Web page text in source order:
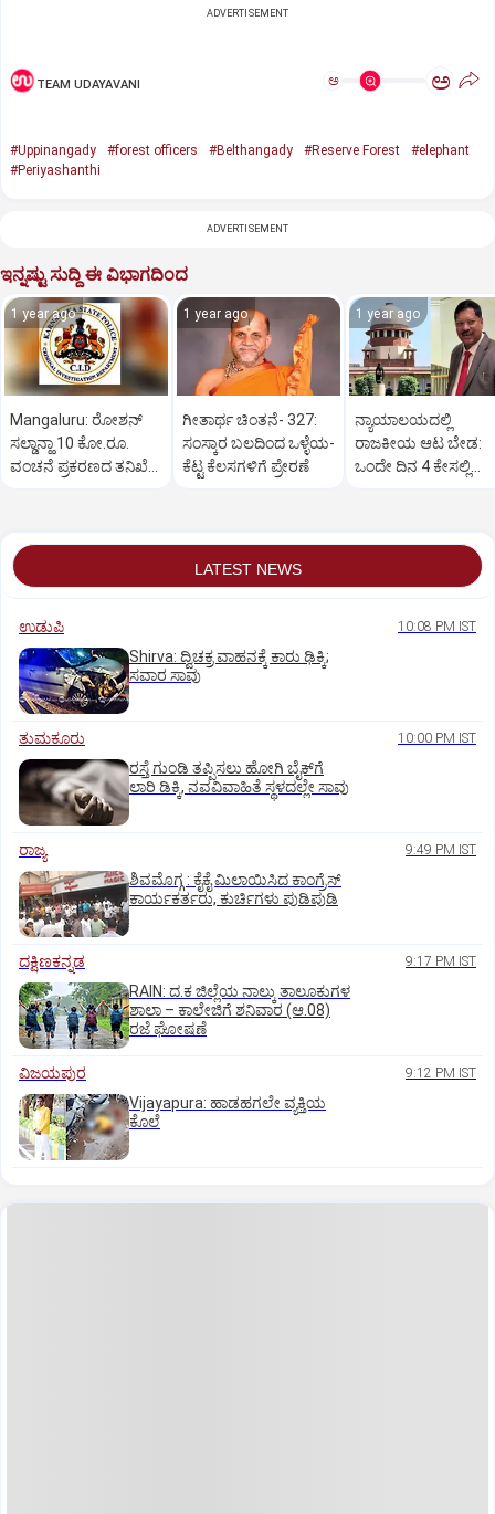
ADVERTISEMENT
TEAM UDAYAVANI ಅ ಅ
#Uppinangady #forest officers #Belthangady #Reserve Forest
#elephant
#Periyashanthi
ADVERTISEMENT
ಇನ್ನಷ್ಟು ಸುದ್ದಿ ಈ ವಿಭಾಗದಿಂದ
1 year ago
Mangaluru: ರೋಶನ್‌
ಸಲ್ಡಾನ್ಹಾ 10 ಕೋ.ರೂ.
ವಂಚನೆ ಪ್ರಕರಣದ ತನಿಖೆ
1 year ago
ಗೀತಾರ್ಥ ಚಿಂತನೆ- 327:
ಸಂಸ್ಕಾರ ಬಲದಿಂದ ಒಳ್ಳೆಯ-
ಕೆಟ್ಟ ಕೆಲಸಗಳಿಗೆ ಪ್ರೇರಣೆ
1 year ago
ನ್ಯಾಯಾಲಯದಲ್ಲಿ
ರಾಜಕೀಯ ಆಟ ಬೇಡ:
ಒಂದೇ ದಿನ 4 ಕೇಸಲ್ಲಿ
LATEST NEWS
ಉಡುಪಿ 10:08 PM IST
Shirva: ದ್ವಿಚಕ್ರ ವಾಹನಕ್ಕೆ ಕಾರು ಢಿಕ್ಕಿ;
ಸವಾರ ಸಾವು
ತುಮಕೂರು 10:00 PM IST
ರಸ್ತೆ ಗುಂಡಿ ತಪ್ಪಿಸಲು ಹೋಗಿ ಬೈಕ್‌ಗೆ
ಲಾರಿ ಡಿಕ್ಕಿ, ನವವಿವಾಹಿತೆ ಸ್ಥಳದಲ್ಲೇ ಸಾವು
ರಾಜ್ಯ 9:49 PM IST
ಶಿವಮೊಗ್ಗ : ಕೈಕೈ ಮಿಲಾಯಿಸಿದ ಕಾಂಗ್ರೆಸ್
ಕಾರ್ಯಕರ್ತರು, ಕುರ್ಚಿಗಳು ಪುಡಿಪುಡಿ
ದಕ್ಷಿಣಕನ್ನಡ 9:17 PM IST
RAIN: ದ.ಕ ಜಿಲ್ಲೆಯ ನಾಲ್ಕು ತಾಲೂಕುಗಳ
ಶಾಲಾ – ಕಾಲೇಜಿಗೆ ಶನಿವಾರ (ಆ.08)
ರಜೆ ಘೋಷಣೆ
ವಿಜಯಪುರ 9:12 PM IST
Vijayapura: ಹಾಡಹಗಲೇ ವ್ಯಕ್ತಿಯ
ಕೊಲೆ